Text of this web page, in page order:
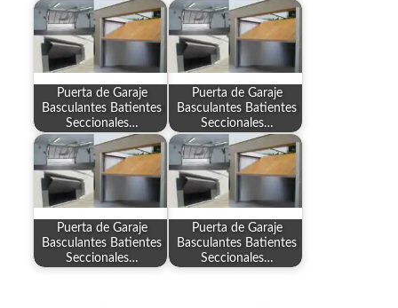
Puerta de Garaje
Basculantes Batientes
Seccionales…
Puerta de Garaje
Basculantes Batientes
Seccionales…
Puerta de Garaje
Basculantes Batientes
Seccionales…
Puerta de Garaje
Basculantes Batientes
Seccionales…